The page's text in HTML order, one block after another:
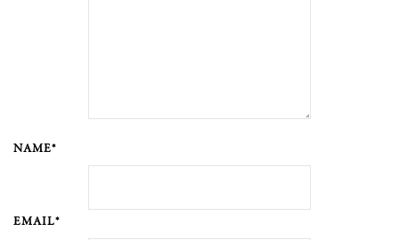
NAME*
EMAIL*